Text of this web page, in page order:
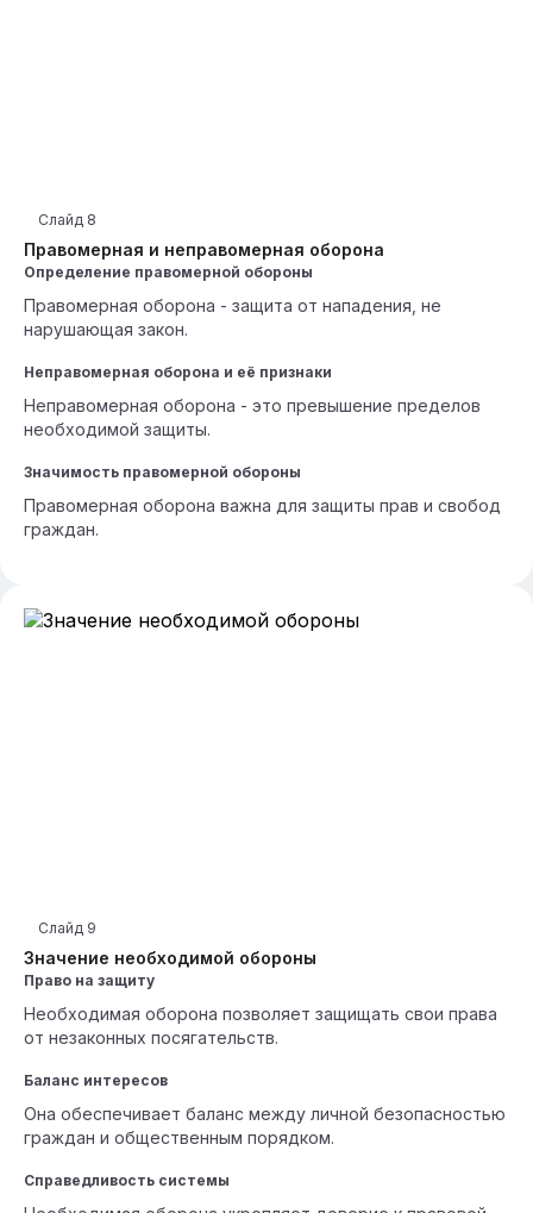
Правомерная и неправомерная оборона
Слайд 8
Определение правомерной обороны
Правомерная оборона - защита от нападения, не
нарушающая закон.
Неправомерная оборона и её признаки
Неправомерная оборона - это превышение пределов
необходимой защиты.
Значимость правомерной обороны
Правомерная оборона важна для защиты прав и свобод
граждан.
Значение необходимой обороны
Слайд 9
Право на защиту
Необходимая оборона позволяет защищать свои права
от незаконных посягательств.
Баланс интересов
Она обеспечивает баланс между личной безопасностью
граждан и общественным порядком.
Справедливость системы